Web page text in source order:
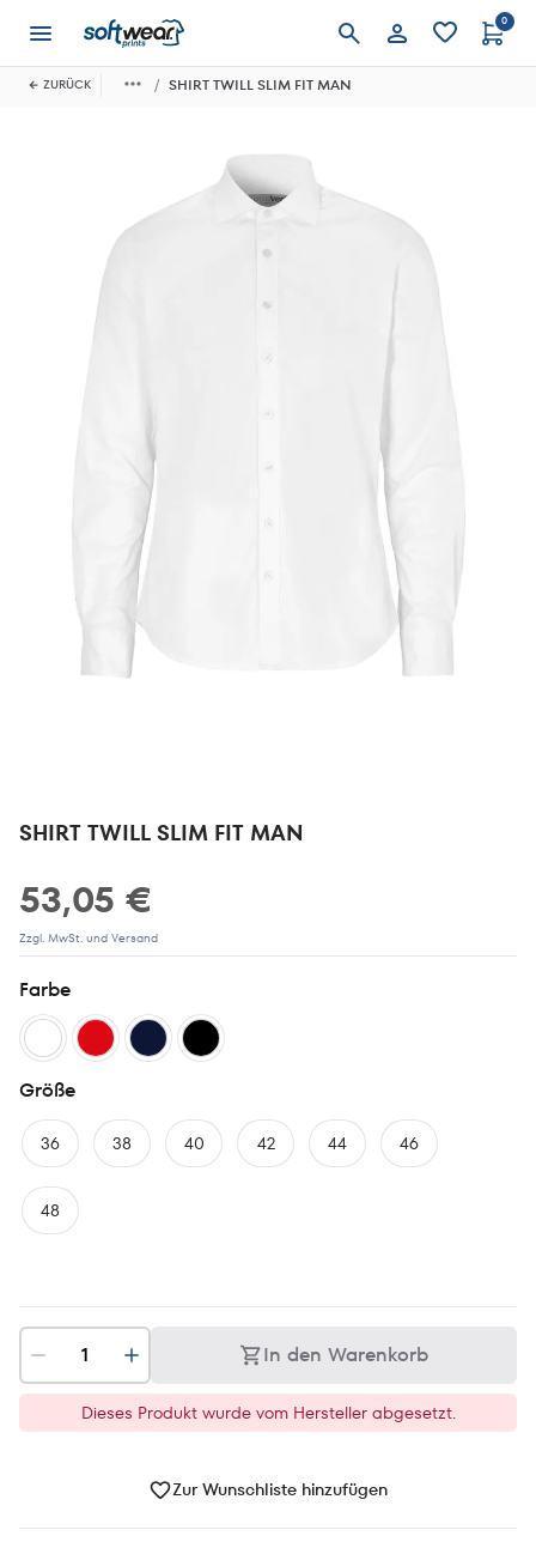
Anmelden
0
ZURÜCK SHIRT TWILL SLIM FIT MAN
SHIRT TWILL SLIM FIT MAN
53,05 €
Zzgl. MwSt. und Versand
Farbe
Größe
36 38 40 42 44 46
48
In den Warenkorb
Dieses Produkt wurde vom Hersteller abgesetzt.
Zur Wunschliste hinzufügen